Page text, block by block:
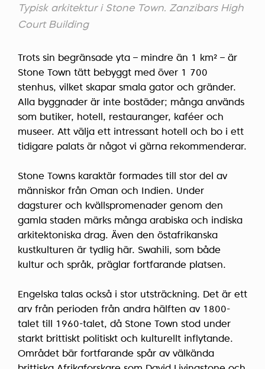
Typisk arkitektur i Stone Town. Zanzibars High
Court Building
Trots sin begränsade yta – mindre än 1 km² – är
Stone Town tätt bebyggt med över 1 700
stenhus, vilket skapar smala gator och gränder.
Alla byggnader är inte bostäder; många används
som butiker, hotell, restauranger, kaféer och
museer. Att välja ett intressant hotell och bo i ett
tidigare palats är något vi gärna rekommenderar.
Stone Towns karaktär formades till stor del av
människor från Oman och Indien. Under
dagsturer och kvällspromenader genom den
gamla staden märks många arabiska och indiska
arkitektoniska drag. Även den östafrikanska
kustkulturen är tydlig här. Swahili, som både
kultur och språk, präglar fortfarande platsen.
Engelska talas också i stor utsträckning. Det är ett
arv från perioden från andra hälften av 1800-
talet till 1960-talet, då Stone Town stod under
starkt brittiskt politiskt och kulturellt inflytande.
Området bär fortfarande spår av välkända